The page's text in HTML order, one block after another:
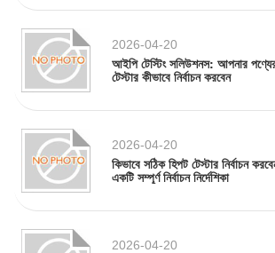
2026-04-20
আইপি টেস্টিং সলিউশনস: আপনার
টেস্টার কীভাবে নির্বাচন করবেন
2026-04-20
কিভাবে সঠিক হিপট টেস্টার নির্বাচন
একটি সম্পূর্ণ নির্বাচন নির্দেশিকা
2026-04-20